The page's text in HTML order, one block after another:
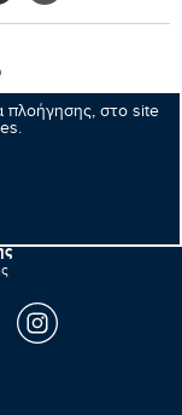
πλοήγησης, στο site